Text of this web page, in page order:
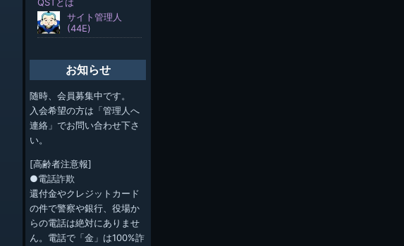
お知らせ
随時、会員募集中です。
入会希望の方は「管理人へ
連絡」でお問い合わせ下さ
い。
[高齢者注意報]
●電話詐欺
還付金やクレジットカード
の件で警察や銀行、役場か
らの電話は絶対にありませ
ん。電話で「金」は100%詐